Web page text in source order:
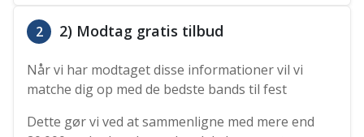
2 2) Modtag gratis tilbud
Når vi har modtaget disse informationer vil vi
matche dig op med de bedste bands til fest
Dette gør vi ved at sammenligne med mere end